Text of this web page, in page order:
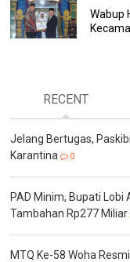
Wabup
RECENT
Jelang Bertugas,
Karantina
0
PAD Minim, Bupati
Tambahan Rp277 Miliar
MTQ Ke-58 Woha